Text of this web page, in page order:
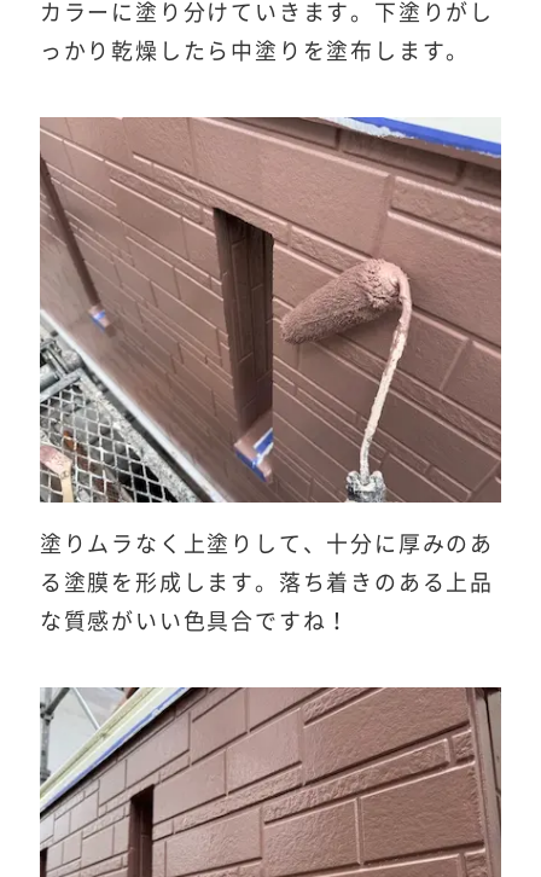
カラーに塗り分けていきます。下塗りがし
っかり乾燥したら中塗りを塗布します。
塗りムラなく上塗りして、十分に厚みのあ
る塗膜を形成します。落ち着きのある上品
な質感がいい色具合ですね！